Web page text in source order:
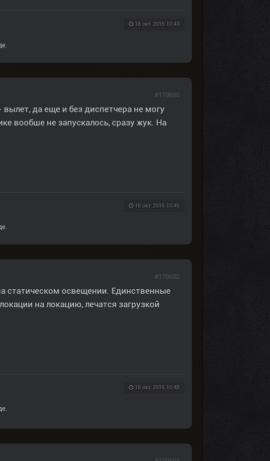
18 окт 2015 10:43
да еще и без диспетчера не могу
вообше не запускалось, сразу жук. На
18 окт 2015 10:45
#170600
статическом освещении. Единственные
на локацию, лечатся загрузкой
18 окт 2015 10:48
#170602